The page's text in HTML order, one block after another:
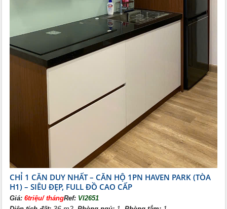
CHỈ 1 CĂN DUY NHẤT – CĂN HỘ 1PN HAVEN PARK (TÒA
H1) – SIÊU ĐẸP, FULL ĐỒ CAO CẤP
Giá:6triệu/ thángRef: VI2651